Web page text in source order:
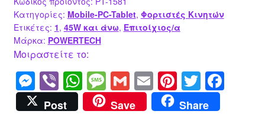
C,
40
έως
60W,
AVS,
λευκός
ποσότητα
Κατηγορίες: Mobile-PC-Tablet, Φορτιστές Κινητών
Ετικέτες: 1, 45W και άνω, Επιτοίχιος/α
Μάρκα: POWERTECH
Μοιραστείτε το:
M
e
ss
Vi
b
er
W
h
at
M
e
ss
G
m
ail
E
m
ail
Pi
nt
er
T
wi
tt
F
Post Save Share